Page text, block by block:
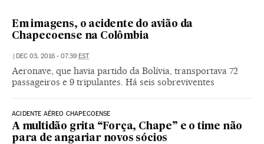
Em imagens, o acidente do avião da
Chapecoense na Colômbia
| DEC 03, 2016 - 07:39 EST
Aeronave, que havia partido da Bolívia, transportava 72
passageiros e 9 tripulantes. Há seis sobreviventes
ACIDENTE AÉREO CHAPECOENSE
A multidão grita “Força, Chape” e o time não
para de angariar novos sócios